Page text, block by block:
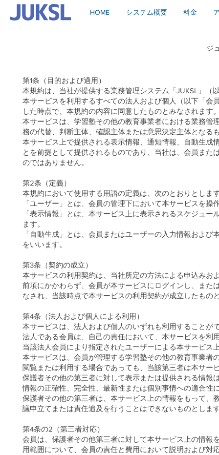
HOME システム概要 料金
ジ
第1条（目的および適用）
本規約は、当社が提供する業務管理システム「JUKSL」
本サービスを利用するすべての法人および個人（以下「
した時点で、本規約の内容に同意したものとみなされます
本サービスは、学習塾その他の教育事業者における業務
務の代替、判断主体、確認主体または意思決定主体となる
本サービス上で提供される表示情報、通知情報、自動生
とを前提として提供されるものであり、当社は、会員ま
のではありません。
第2条（定義）
本規約において使用する用語の定義は、次のとおりとしま
「ユーザー」とは、会員の管理下において本サービスを
「表示情報」とは、本サービス上に表示されるスケジュ
ます。
「自動生成」とは、会員またはユーザーの入力情報およ
をいいます。
第3条（契約の成立）
本サービスの利用契約は、当社所定の方法による申込みお
前項にかかわらず、会員が本サービスにログインし、ま
なされ、当該時点で本サービスの利用契約が成立したもの
第4条（法人および個人による利用）
本サービスは、法人および個人のいずれも利用することが
法人である会員は、自己の責任において、本サービスを利
当該法人会員により指定されたユーザーによる本サービ
本サービスは、会員が管理する学習塾その他の教育事業
閲覧または利用する場合であっても、当該第三者は本サ
保護者その他の第三者に対して表示または提供される情
情報の正確性、完全性、最新性または個別事情への適合性
保護者その他の第三者は、本サービス上の情報をもって
議申立てまたは責任追及を行うことはできないものとしま
第4条の2（第三者対応）
会員は、保護者その他第三者に対して本サービス上の情
用範囲について、会員の責任と費用において説明および対